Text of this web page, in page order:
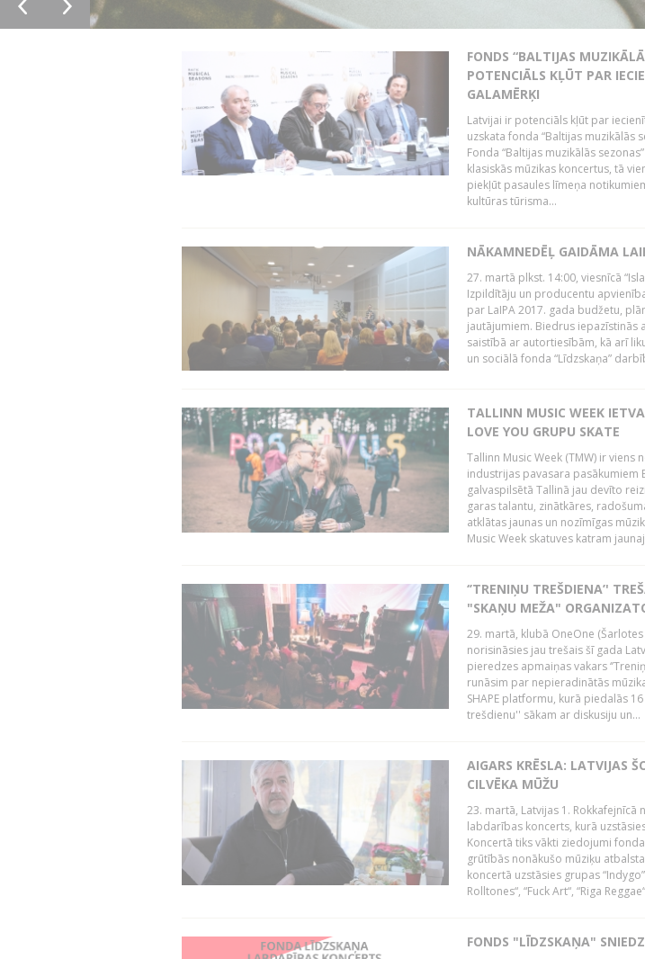
FONDS “BALTIJAS
POTENCIĀLS KĻŪT PAR
GALAMĒRĶI
Latvijai ir potenciāls kļūt par
uzskata fonda “Baltijas muzikālās
Fonda “Baltijas muzikālās
klasiskās mūzikas koncertus, tā
piekļūt pasaules līmeņa
kultūras tūrisma...
NĀKAMNEDĒĻ GAIDĀMA
27. martā plkst. 14:00, viesnīcā
Izpildītāju un producentu
par LaIPA 2017. gada budžetu,
jautājumiem. Biedrus iepazīstinās
saistībā ar autortiesībām, kā arī
un sociālā fonda “Līdzskaņa”
TALLINN MUSIC WEEK
LOVE YOU GRUPU SKATE
Tallinn Music Week (TMW) ir
industrijas pavasara pasākumiem
galvaspilsētā Tallinā jau devīto
garas talantu, zinātkāres,
atklātas jaunas un nozīmīgas
Music Week skatuves katram
‘’TRENIŅU TREŠDIENA’'
"SKAŅU MEŽA"
29. martā, klubā OneOne
norisināsies jau trešais šī gada
pieredzes apmaiņas vakars
runāsim par nepieradinātās
SHAPE platformu, kurā piedalās
trešdienu'' sākam ar diskusiju un...
AIGARS KRĒSLA: LATVIJAS
CILVĒKA MŪŽU
23. martā, Latvijas 1. Rokkafejnīcā
labdarības koncerts, kurā
Koncertā tiks vākti ziedojumi
grūtībās nonākušo mūziķu
koncertā uzstāsies grupas
Rolltones“, “Fuck Art“, “Riga
FONDS "LĪDZSKAŅA"